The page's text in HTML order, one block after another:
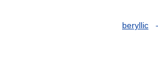
beryllic